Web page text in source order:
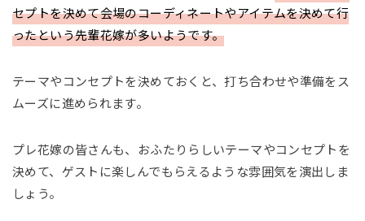
セプトを決めて会場のコーディネートやアイテムを決めて行
ったという先輩花嫁が多いようです。
テーマやコンセプトを決めておくと、打ち合わせや準備をス
ムーズに進められます。
プレ花嫁の皆さんも、おふたりらしいテーマやコンセプトを
決めて、ゲストに楽しんでもらえるような雰囲気を演出しま
しょう。